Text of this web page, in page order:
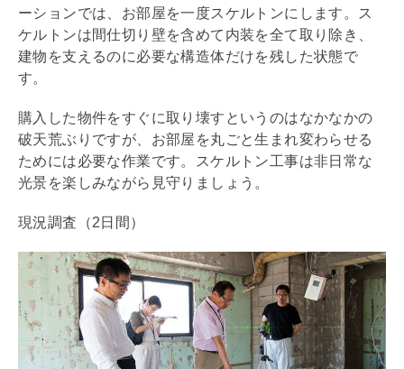
ーションでは、お部屋を一度スケルトンにします。ス
ケルトンは間仕切り壁を含めて内装を全て取り除き、
建物を支えるのに必要な構造体だけを残した状態で
す。
購入した物件をすぐに取り壊すというのはなかなかの
破天荒ぶりですが、お部屋を丸ごと生まれ変わらせる
ためには必要な作業です。スケルトン工事は非日常な
光景を楽しみながら見守りましょう。
現況調査（2日間）